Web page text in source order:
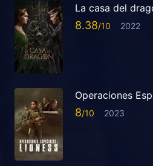
La casa del
8.38 2022
Operaciones
8 2023